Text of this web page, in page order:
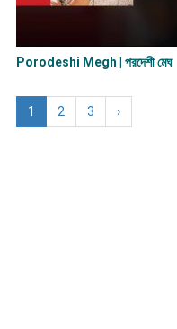
Porodeshi Megh | পরদেশী মেঘ
1 2 3 ›